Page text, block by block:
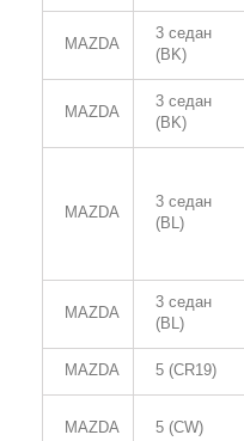
MAZDA
3 седан
(BK)
MAZDA
3 седан
(BK)
MAZDA
3 седан
(BL)
MAZDA
3 седан
(BL)
MAZDA 5 (CR19)
MAZDA 5 (CW)